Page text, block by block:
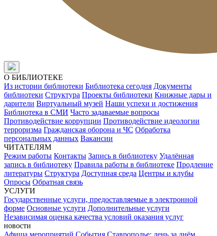
О БИБЛИОТЕКЕ
Из истории библиотеки Библиотека сегодня Документы
библиотеки Структура Проекты библиотеки Книжные дары и
дарители Виртуальный музей Наши успехи и достижения
Библиотека в СМИ Часто задаваемые вопросы
Противодействие коррупции Противодействие идеологии
терроризма Гражданская оборона и ЧС Обработка
персональных данных Вакансии
ЧИТАТЕЛЯМ
Режим работы Контакты Запись в библиотеку Удалённая
запись в библиотеку Правила работы в библиотеке Продление
литературы Структура Доступная среда Центры и клубы
Опросы Обратная связь
УСЛУГИ
Государственные услуги, предоставляемые в электронной
форме Основные услуги Дополнительные услуги
Независимая оценка качества условий оказания услуг
новости
Афиша мероприятий События Ставрополье: день за днём